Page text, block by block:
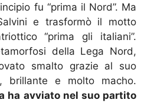
fu “prima il Nord”. Ma
e trasformò il motto
“prima gli italiani”.
della Lega Nord,
smalto grazie al suo
brillante e molto macho.
ha avviato nel suo partito